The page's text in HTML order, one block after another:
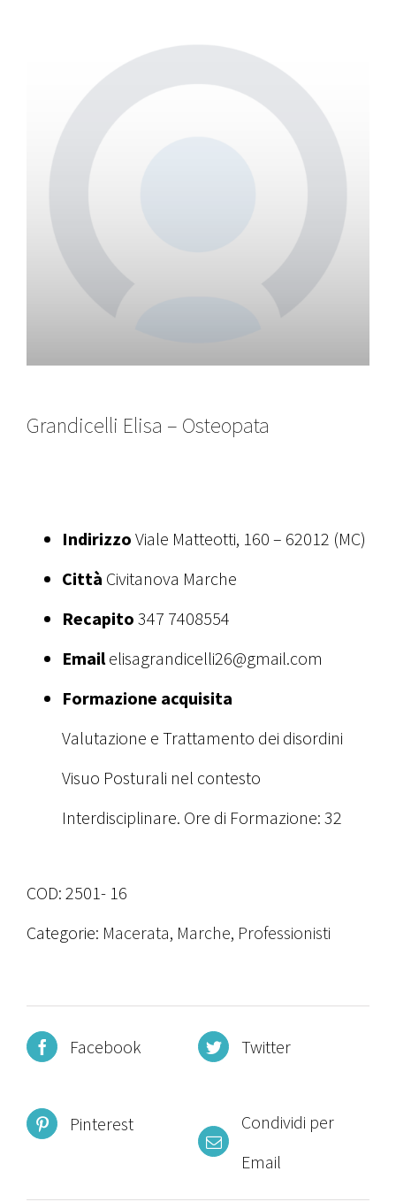
Grandicelli Elisa – Osteopata
Indirizzo Viale Matteotti, 160 – 62012 (MC)
Città Civitanova Marche
Recapito 347 7408554
Emailelisagrandicelli26@gmail.com
Formazione acquisita
Valutazione e Trattamento dei disordini
Visuo Posturali nel contesto
Interdisciplinare. Ore di Formazione: 32
COD: 2501- 16
Categorie: Macerata, Marche, Professionisti
Facebook Twitter
Pinterest
Condividi per
Email